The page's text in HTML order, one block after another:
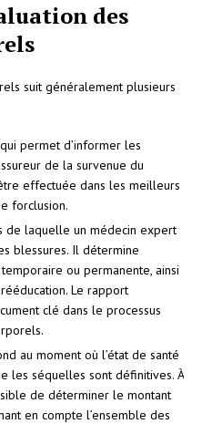
des
suit généralement plusieurs
permet d’informer les
de la survenue du
effectuée dans les meilleurs
forclusion.
de laquelle un médecin expert
blessures. Il détermine
ou permanente, ainsi
Le rapport
clé dans le processus
au moment où l’état de santé
les séquelles sont définitives. À
de déterminer le montant
en compte l’ensemble des